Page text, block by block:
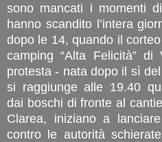
sono mancati i momenti
hanno scandito l’intera
dopo le 14, quando il
camping “Alta Felicità”
protesta - nata dopo il sì
si raggiunge alle 19.40
dai boschi di fronte al
Clarea, iniziano a
contro le autorità